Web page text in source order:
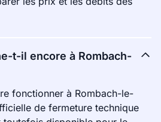
t-il encore à Rombach-
fonctionner à Rombach-le-
de fermeture technique